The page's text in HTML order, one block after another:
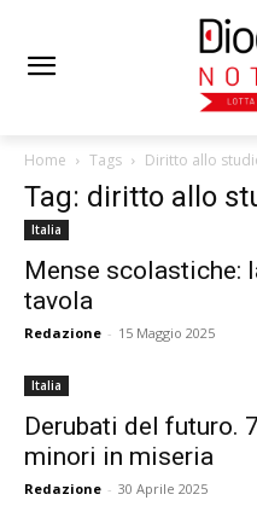
Home Tags Diritto allo
Tag: diritto allo
Italia
Mense scolastiche:
tavola
Redazione - 15 Maggio 2025
Italia
Derubati del futuro.
minori in miseria
Redazione - 30 Aprile 2025